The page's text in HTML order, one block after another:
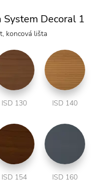
Decoral 1
koncová lišta
ISD 130 ISD 140
ISD 154 ISD 160